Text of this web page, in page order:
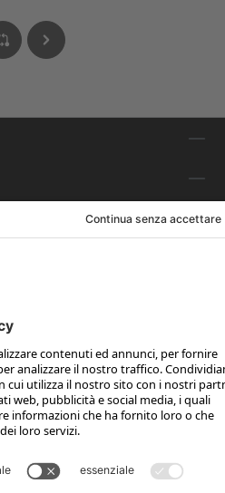
inclusa più spese di spedizione e TSA